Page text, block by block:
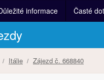
informace Časté
Itálie Zájezd č. 668840